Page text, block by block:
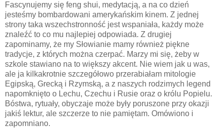
Fascynujemy się feng shui, medytacją, a na co dzień
jesteśmy bombardowani amerykańskim kinem. Z jednej
strony taka wszechstronność jest wspaniała, każdy może
znaleźć to co mu najlepiej odpowiada. Z drugiej
zapominamy, że my Słowianie mamy również piękne
tradycje, z których można czerpać. Marzy mi się, żeby w
szkole stawiano na to większy akcent. Nie wiem jak u was,
ale ja kilkakrotnie szczegółowo przerabiałam mitologie
Egipską, Grecką i Rzymską, a z naszych rodzimych legend
napomknięto o Lechu, Czechu i Rusie oraz o królu Popielu.
Bóstwa, rytuały, obyczaje może były poruszone przy okazji
jakiś lektur, ale szczerze to nie pamiętam. Omówiono i
zapomniano.